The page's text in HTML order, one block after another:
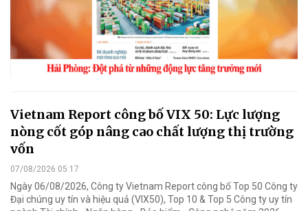
Vietnam Report công bố VIX 50: Lực lượng
nòng cốt góp nâng cao chất lượng thị trường
vốn
07/08/2026 05:17
Ngày 06/08/2026, Công ty Vietnam Report công bố Top 50 Công ty
Đại chúng uy tín và hiệu quả (VIX50), Top 10 & Top 5 Công ty uy tín